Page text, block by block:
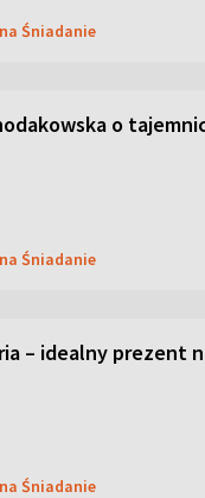
Śniadanie
o
Śniadanie
– idealny prezent
Śniadanie